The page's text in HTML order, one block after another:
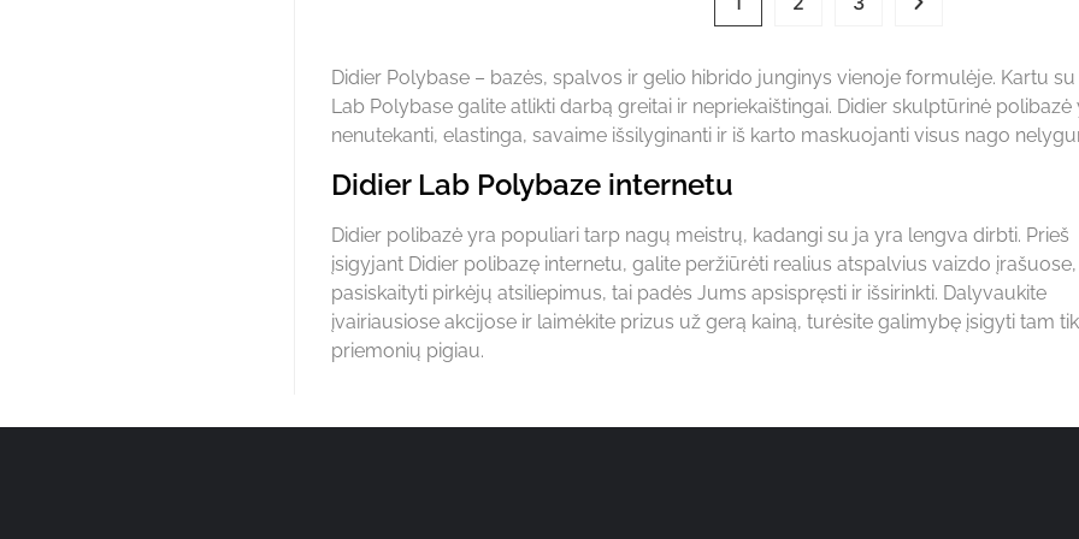
Didier Polybase – bazės, spalvos ir gelio hibrido junginys vienoje formulėje. Kartu su
Lab Polybase galite atlikti darbą greitai ir nepriekaištingai. Didier skulptūrinė polibazė
nenutekanti, elastinga, savaime išsilyginanti ir iš karto maskuojanti visus nago
Didier Lab Polybaze internetu
Didier polibazė yra populiari tarp nagų meistrų, kadangi su ja yra lengva dirbti. Prieš
įsigyjant Didier polibazę internetu, galite peržiūrėti realius atspalvius vaizdo įrašuose,
pasiskaityti pirkėjų atsiliepimus, tai padės Jums apsispręsti ir išsirinkti. Dalyvaukite
įvairiausiose akcijose ir laimėkite prizus už gerą kainą, turėsite galimybę įsigyti tam
priemonių pigiau.